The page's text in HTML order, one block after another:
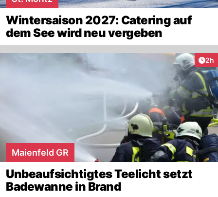
Wintersaison 2027: Catering auf
dem See wird neu vergeben
2h
Maienfeld GR
Unbeaufsichtigtes Teelicht setzt
Badewanne in Brand